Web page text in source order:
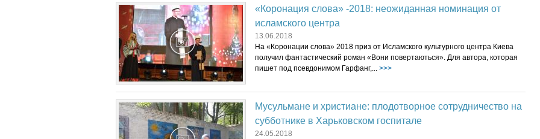
«Коронация слова» -2018: неожиданная номинация от
исламского центра
13.06.2018
На «Коронации слова» 2018 приз от Исламского культурного центра Киева
получил фантастический роман «Вони повертаються». Для автора, которая
пишет под псевдонимом Гарфанг,... >>>
Мусульмане и христиане: плодотворное сотрудничество на
субботнике в Харьковском госпитале
24.05.2018